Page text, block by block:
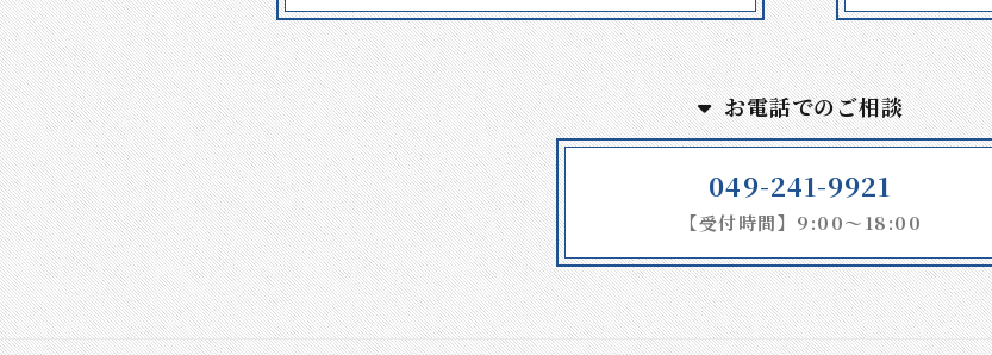
お電話でのご相談
049-241-9921
【受付時間】9:00～18:00